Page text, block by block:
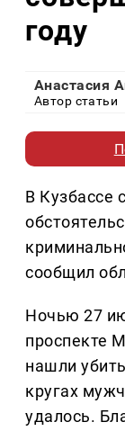
году
Анастасия
Автор статьи
В Кузбассе
сообщил
Ночью 27
проспекте
нашли
кругах
удалось.